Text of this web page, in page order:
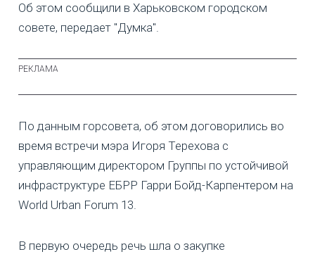
Об этом сообщили в Харьковском городском
совете, передает "Думка".
По данным горсовета, об этом договорились во
время встречи мэра Игоря Терехова с
управляющим директором Группы по устойчивой
инфраструктуре ЕБРР Гарри Бойд-Карпентером на
World Urban Forum 13.
В первую очередь речь шла о закупке